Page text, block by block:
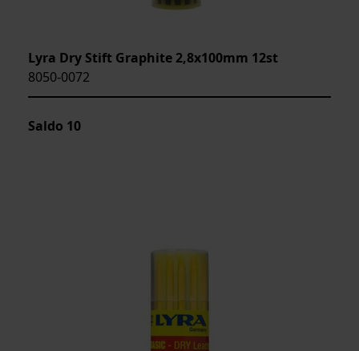
Lyra Dry Stift Graphite 2,8x100mm 12st
8050-0072
Saldo 10